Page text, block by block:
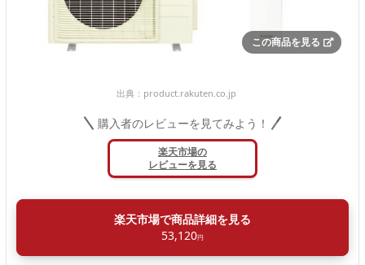
この商品を見る
出典： product.rakuten.co.jp
購入者のレビューを見てみよう！
楽天市場の
レビューを見る
楽天市場で商品詳細を見る
53,120円